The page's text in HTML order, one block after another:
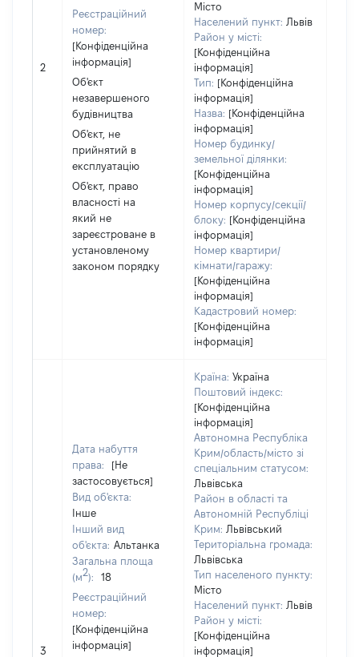
2
Реєстраційний
номер:
[Конфіденційна
інформація]
Об'єкт
незавершеного
будівництва
Об'єкт, не
прийнятий в
експлуатацію
Об'єкт, право
власності на
який не
зареєстроване в
установленому
законом порядку
Місто
Населений пункт: Львів
Район у місті:
[Конфіденційна
інформація]
Тип: [Конфіденційна
інформація]
Назва: [Конфіденційна
інформація]
Номер будинку/
земельної ділянки:
[Конфіденційна
інформація]
Номер корпусу/секції/
блоку: [Конфіденційна
інформація]
Номер квартири/
кімнати/гаражу:
[Конфіденційна
інформація]
Кадастровий номер:
[Конфіденційна
інформація]
3
Дата набуття
права:
[Не
застосовується]
Вид об'єкта:
Інше
Інший вид
об'єкта: Альтанка
Загальна площа
(м2):
18
Реєстраційний
номер:
[Конфіденційна
інформація]
Країна: Україна
Поштовий індекс:
[Конфіденційна
інформація]
Автономна Республіка
Крим/область/місто зі
спеціальним статусом:
Львівська
Район в області та
Автономній Республіці
Крим: Львівський
Територіальна громада:
Львівська
Тип населеного пункту:
Місто
Населений пункт: Львів
Район у місті:
[Конфіденційна
інформація]